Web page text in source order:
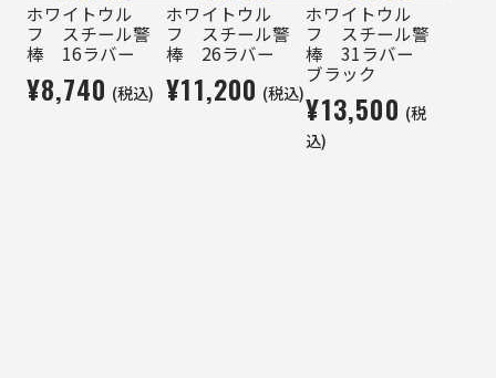
ホワイトウル
フ スチール警
棒 16ラバー
¥8,740 (税込)
ホワイトウル
フ スチール警
棒 26ラバー
¥11,200 (税込)
ホワイトウル
フ スチール警
棒 31ラバー
ブラック
¥13,500 (税
込)